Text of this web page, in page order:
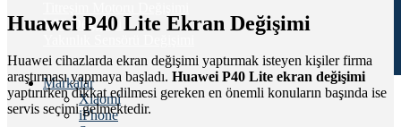
Wifi Değişimi
Markalar
Xiaomi
iPhone
Huawei P40 Lite Ekran Değişimi
Huawei cihazlarda ekran değişimi yaptırmak isteyen kişiler firma
araştırması yapmaya başladı. Huawei P40 Lite ekran değişimi
yaptırırken dikkat edilmesi gereken en önemli konuların başında ise
servis seçimi gelmektedir.